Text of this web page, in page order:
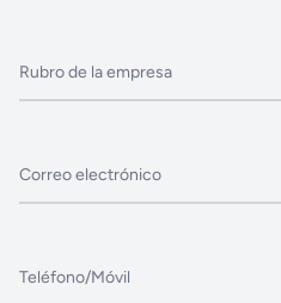
Rubro de la empresa
Correo electrónico
Teléfono/Móvil